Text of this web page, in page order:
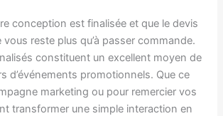
conception est finalisée et que le devis
reste plus qu’à passer commande.
constituent un excellent moyen de
d’événements promotionnels. Que ce
marketing ou pour remercier vos
transformer une simple interaction en